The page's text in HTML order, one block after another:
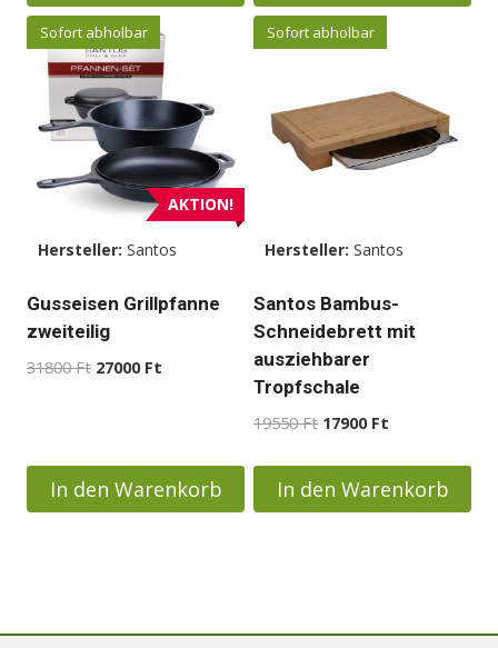
AKTION!
Sofort abholbar
Hersteller: Santos
Gusseisen Grillpfanne
zweiteilig
31800Ft Ursprünglicher
27000 Ft
In den Warenkorb
Sofort abholbar
Hersteller: Santos
Santos Bambus-
Schneidebrett mit
ausziehbarer
Tropfschale
19550Ft Ursprünglicher
war:
19550 Ft
17900 Ft
ist:
17900 Ft.
In den Warenkorb